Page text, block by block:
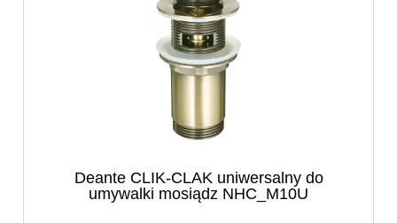
Deante CLIK-CLAK uniwersalny do
umywalki mosiądz NHC_M10U